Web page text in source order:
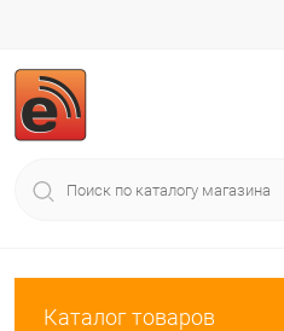
Каталог товаров